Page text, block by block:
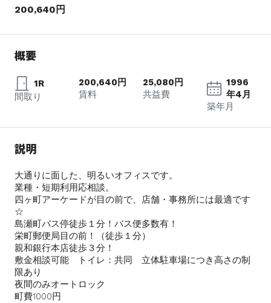
200,640円
概要
1R
間取り
200,640円
賃料
25,080円
共益費
1996
年4月
築年月
説明
大通りに面した、明るいオフィスです。
業種・短期利用応相談。
四ヶ町アーケードが目の前で、店舗・事務所には最適です
☆
島瀬町バス停徒歩１分！バス便多数有！
栄町郵便局目の前！（徒歩１分）
親和銀行本店徒歩３分！
敷金相談可能 トイレ：共同 立体駐車場につき高さの制
限あり
夜間のみオートロック
町費1000円